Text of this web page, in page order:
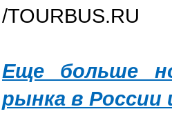
/TOURBUS.RU
Еще больше
рынка в России